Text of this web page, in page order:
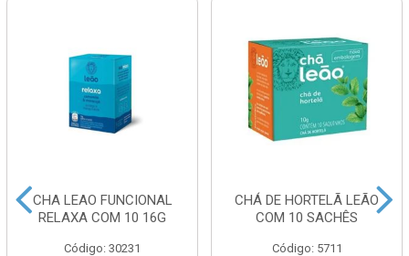
CHA LEAO FUNCIONAL
RELAXA COM 10 16G
Código: 30231
CHÁ DE HORTELÃ LEÃO
COM 10 SACHÊS
Código: 5711